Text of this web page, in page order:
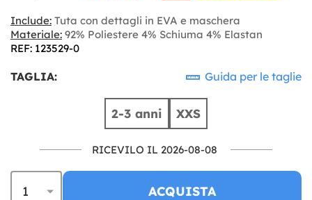
Include: Tuta con dettagli in EVA e maschera
Materiale: 92% Poliestere 4% Schiuma 4% Elastan
REF: 123529-0
TAGLIA: Guida per le taglie
2-3 anni XXS
RICEVILO IL 2026-08-08
ACQUISTA